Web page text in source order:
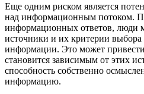
Еще одним риском является
над информационным потоком.
информационных ответов, люди
источники и их критерии выбора
информации. Это может
становится зависимым от этих
способность собственно
информацию.